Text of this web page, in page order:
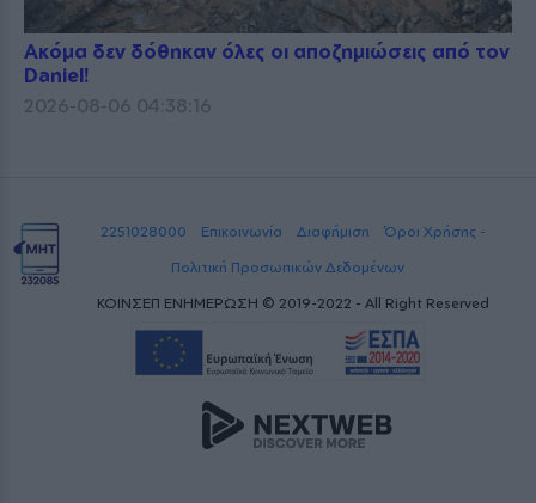
Ακόμα δεν δόθηκαν όλες οι αποζημιώσεις από τον
Daniel!
2026-08-06 04:38:16
2251028000 Επικοινωνία Διαφήμιση
Όροι Χρήσης -
Πολιτική Προσωπικών Δεδομένων
ΚΟΙΝΣΕΠ ΕΝΗΜΕΡΩΣΗ © 2019-2022 - All Right Reserved